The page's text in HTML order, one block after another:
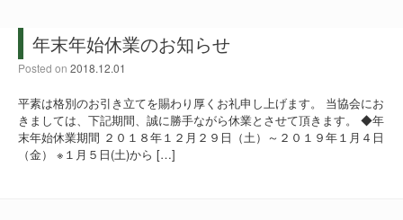
年末年始休業のお知らせ
Posted on 2018.12.01
平素は格別のお引き立てを賜わり厚くお礼申し上げます。 当協会にお
きましては、下記期間、誠に勝手ながら休業とさせて頂きます。 ◆年
末年始休業期間 ２０１８年１２月２９日（土）～２０１９年１月４日
（金） ※１月５日(土)から […]